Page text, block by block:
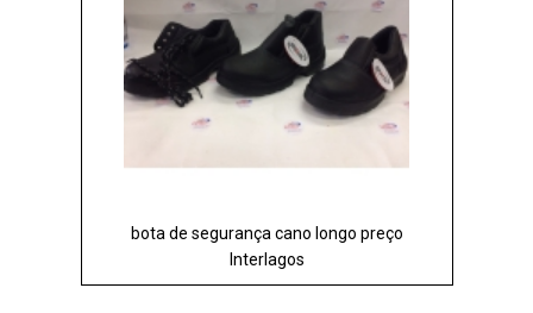
bota de segurança cano longo preço
Interlagos